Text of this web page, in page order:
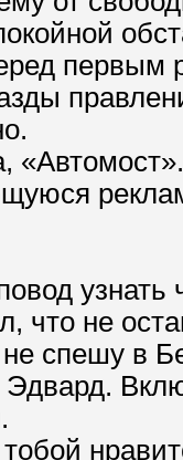
первым
узнать
что не
спешу в
Эдвард.